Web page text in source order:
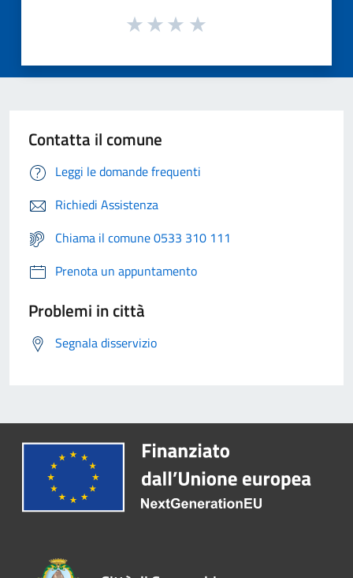
Contatta il comune
Leggi le domande frequenti
Richiedi Assistenza
Chiama il comune 0533 310 111
Prenota un appuntamento
Problemi in città
Segnala disservizio